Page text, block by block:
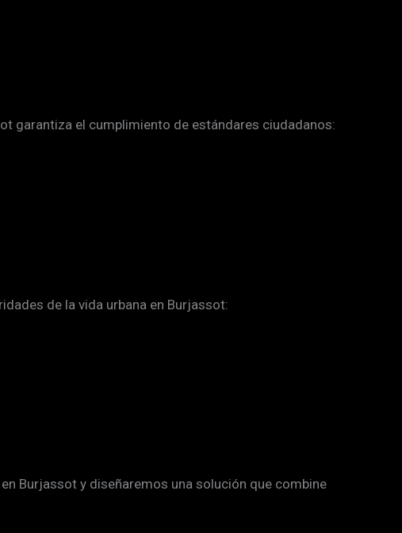
garantiza el cumplimiento de estándares ciudadanos:
de la vida urbana en Burjassot:
Burjassot y diseñaremos una solución que combine